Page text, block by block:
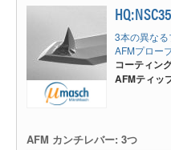
3本の異な
AFMプロー
コーティン
AFMティッ
AFM カンチレバー: 3つ